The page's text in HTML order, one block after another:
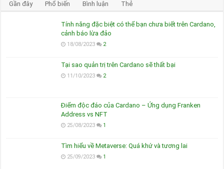
Gần đây Phổ biến Bình luận Thẻ
Tính năng đặc biệt có thể bạn chưa biết trên Cardano,
cảnh báo lừa đảo
18/08/2023 2
Tại sao quản trị trên Cardano sẽ thất bại
11/10/2023 2
Điểm độc đáo của Cardano – Ứng dụng Franken
Address vs NFT
25/08/2023 1
Tìm hiểu về Metaverse: Quá khứ và tương lai
25/09/2023 1